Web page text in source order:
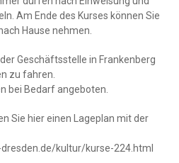
Am Ende des Kurses können Sie
Hause nehmen.
Geschäftsstelle in Frankenberg
zu fahren.
bei Bedarf angeboten.
Sie hier einen Lageplan mit der
kultur/kurse-224.html